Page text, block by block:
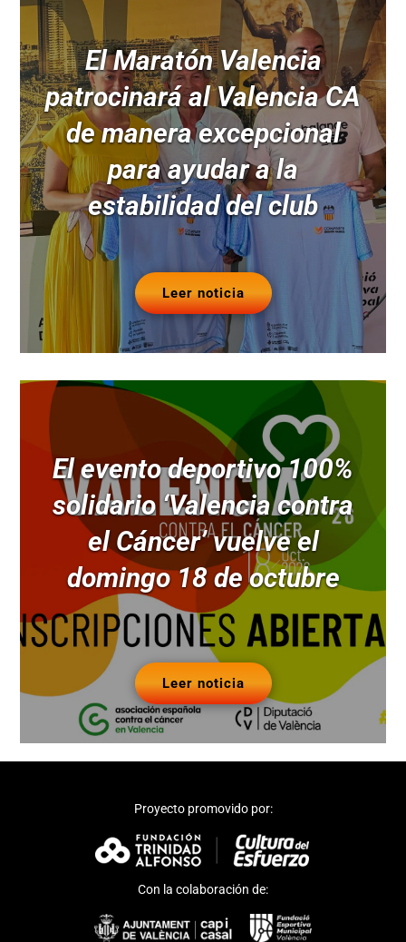
El Maratón Valencia
patrocinará al Valencia CA
de manera excepcional
para ayudar a la
estabilidad del club
Leer noticia
El evento deportivo 100%
solidario ‘Valencia contra
el Cáncer’ vuelve el
domingo 18 de octubre
Leer noticia
Proyecto promovido por:
Con la colaboración de: